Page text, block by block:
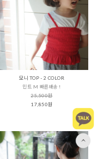
모니 TOP - 2 COLOR
민트 M 빠른배송 !
25,500원
17,850원